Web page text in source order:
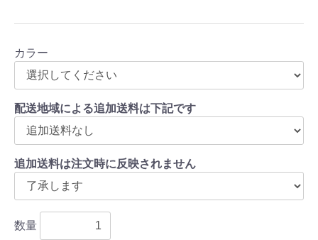
カラー
配送地域による追加送料は下記です
追加送料は注文時に反映されません
数量